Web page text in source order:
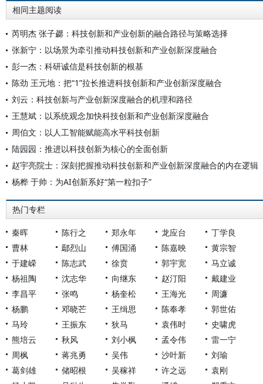
相同主题阅读
芮明杰 张子勰：科技创新和产业创新的融合路径与策略选择
张新宁：以场景为牵引推动科技创新和产业创新深度融合
彭一杰：科研诚信是科技创新的根基
陈劲 王元地：把“1”拉长推进科技创新和产业创新深度融合
刘云：科技创新与产业创新深度融合的机理和路径
王慧斌：以系统观念加快科技创新和产业创新深度融合
周伯文：以人工智能赋能高水平科技创新
陆园园：推进以科技创新为核心的全面创新
赵宇亮院士：深刻把握推动科技创新和产业创新深度融合的内在逻辑
杨桦 于帅：为AI创新系好“第一粒扣子”
热门专栏
秦晖 陈行之 郑永年 龙应台
丁学良
曹林
鄢烈山 傅国涌 陈嘉映
黄宗智
于建嵘
陈志武 徐贲 郭宇宽
马立诚
杨祖陶
沈志华 向继东 赵汀阳
戴建业
李昌平
张鸣 杨奎松 王海光
周濂
杨鹏
邓晓芒 王缉思 陈奉孝
郭世佑
马玲
王振东 狄马 袁伟时
史啸虎
熊培云
秋风 刘小枫 孟令伟
雷一宁
周枫
蒋兆勇 吴伟 沙叶新
刘瑜
葛剑雄
储昭根 吴稼祥 许之远
袁刚